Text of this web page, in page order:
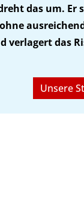
das um.
verlagert das
Unsere